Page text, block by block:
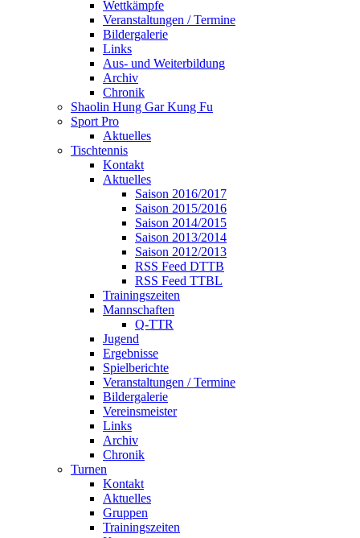
Wettkämpfe
Veranstaltungen / Termine
Bildergalerie
Links
Aus- und Weiterbildung
Archiv
Chronik
Shaolin Hung Gar Kung Fu
Sport Pro
Aktuelles
Tischtennis
Kontakt
Aktuelles
Saison 2016/2017
Saison 2015/2016
Saison 2014/2015
Saison 2013/2014
Saison 2012/2013
RSS Feed DTTB
RSS Feed TTBL
Trainingszeiten
Mannschaften
Q-TTR
Jugend
Ergebnisse
Spielberichte
Veranstaltungen / Termine
Bildergalerie
Vereinsmeister
Links
Archiv
Chronik
Turnen
Kontakt
Aktuelles
Gruppen
Trainingszeiten